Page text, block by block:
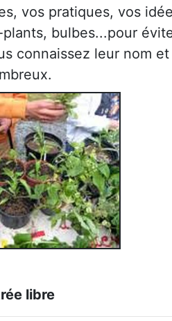
vos pratiques, vos
bulbes...pour
connaissez leur nom
libre